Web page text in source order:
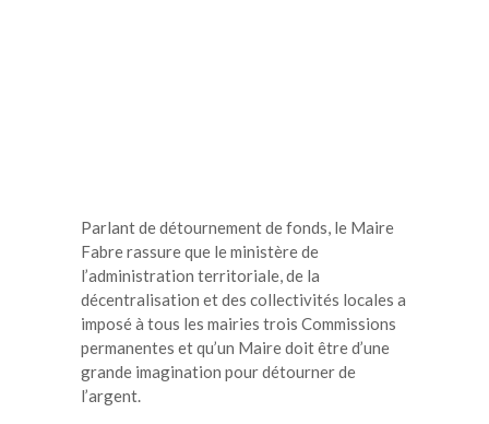
Parlant de détournement de fonds, le Maire
Fabre rassure que le ministère de
l’administration territoriale, de la
décentralisation et des collectivités locales a
imposé à tous les mairies trois Commissions
permanentes et qu’un Maire doit être d’une
grande imagination pour détourner de
l’argent.